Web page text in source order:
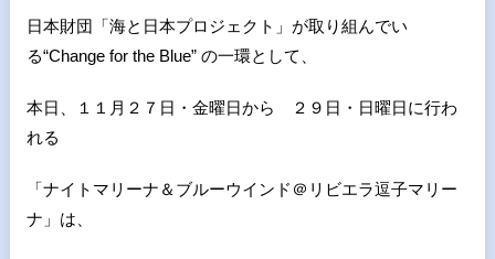
日本財団「海と日本プロジェクト」が取り組んでい
る“Change for the Blue” の一環として、
本日、１１月２７日・金曜日から ２９日・日曜日に行わ
れる
「ナイトマリーナ＆ブルーウインド＠リビエラ逗子マリー
ナ」は、